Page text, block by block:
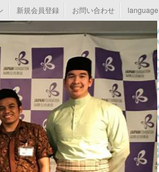
新規会員登録 お問い合わせ language